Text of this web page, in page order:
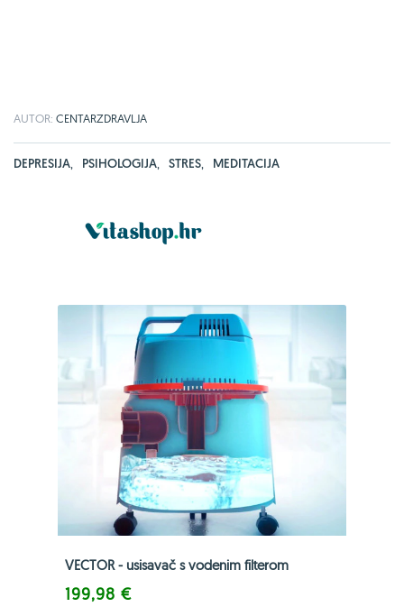
AUTOR: CENTARZDRAVLJA
DEPRESIJA, PSIHOLOGIJA, STRES, MEDITACIJA
VECTOR - usisavač s vodenim filterom
199,98 €